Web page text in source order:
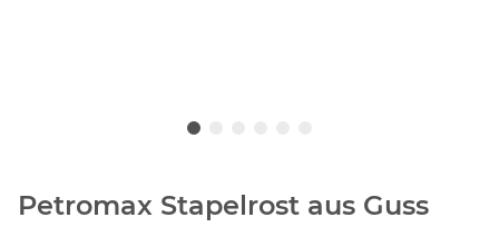
Petromax Stapelrost aus Guss